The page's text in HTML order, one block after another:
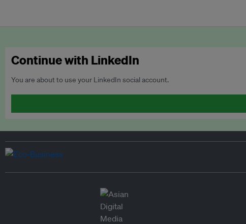
Continue with LinkedIn
You are about to use your LinkedIn social account.